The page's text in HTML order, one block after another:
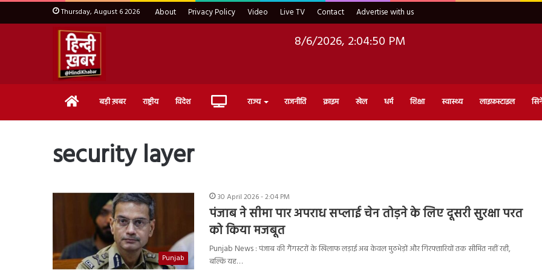
Thursday, August 6 2026 About Privacy Policy Video Live TV Contact Advertise with us
8/6/2026, 2:04:50 PM
Home बड़ी ख़बर राष्ट्रीय विदेश Live राज्य राजनीति क्राइम खेल धर्म शिक्षा स्वास्थ्य लाइफ़स्टाइल
security layer
Punjab
30 April 2026 - 2:04 PM
पंजाब ने सीमा पार अपराध सप्लाई चेन तोड़ने के लिए दूसरी सुरक्षा परत
को किया मजबूत
Punjab News : पंजाब की गैंगस्टरों के खिलाफ लड़ाई अब केवल मुठभेड़ों और गिरफ्तारियों तक सीमित नहीं रही,
बल्कि यह…